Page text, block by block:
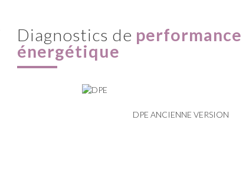
diagnostics de performance
énergétique
DPE ANCIENNE VERSION